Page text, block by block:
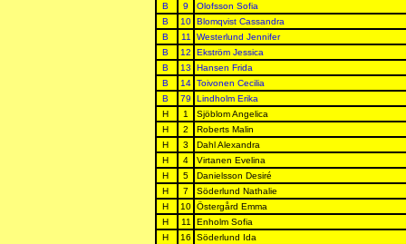
B
9
Olofsson Sofia
B
10
Blomqvist Cassandra
B
11
Westerlund Jennifer
B
12
Ekström Jessica
B
13
Hansen Frida
B
14 Toivonen Cecilia
B
79
Lindholm Erika
H
1
Sjöblom Angelica
H
2
Roberts Malin
H
3
Dahl Alexandra
H
4
Virtanen Evelina
H
5
Danielsson Desiré
H
7
Söderlund Nathalie
H
10 Östergård Emma
H
11
Enholm Sofia
H
16 Söderlund Ida